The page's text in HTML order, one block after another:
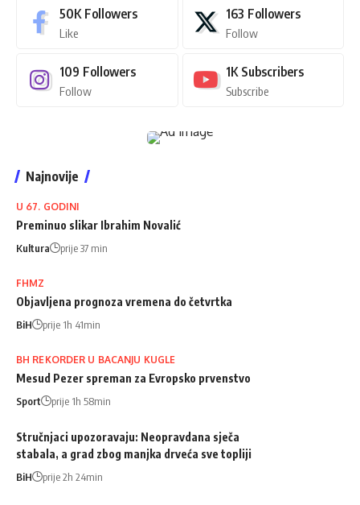
50K Followers
Like
163 Followers
Follow
109 Followers
Follow
1K Subscribers
Subscribe
Najnovije
U 67. GODINI
Preminuo slikar Ibrahim Novalić
Kultura prije 37 min
FHMZ
Objavljena prognoza vremena do četvrtka
BiH prije 1h 41min
BH REKORDER U BACANJU KUGLE
Mesud Pezer spreman za Evropsko prvenstvo
Sport prije 1h 58min
Stručnjaci upozoravaju: Neopravdana sječa
stabala, a grad zbog manjka drveća sve topliji
BiH prije 2h 24min